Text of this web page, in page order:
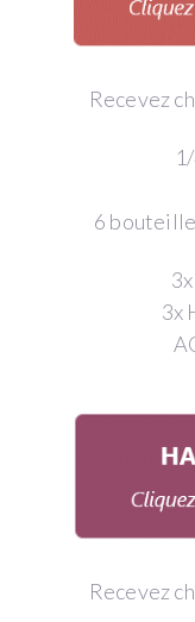
Recevez
6
3x
Recevez